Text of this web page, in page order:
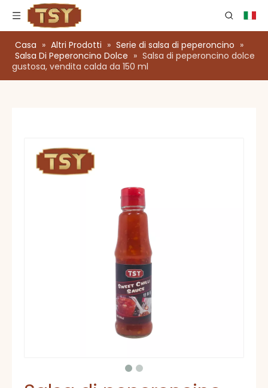
Casa » Altri Prodotti » Serie di salsa di peperoncino »
Salsa Di Peperoncino Dolce » Salsa di peperoncino dolce
gustosa, vendita calda da 150 ml